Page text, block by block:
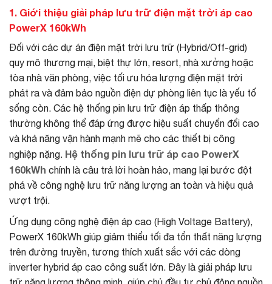
1. Giới thiệu giải pháp lưu trữ điện mặt trời áp cao
PowerX 160kWh
Đối với các dự án điện mặt trời lưu trữ (Hybrid/Off-grid)
quy mô thương mại, biệt thự lớn, resort, nhà xưởng hoặc
tòa nhà văn phòng, việc tối ưu hóa lượng điện mặt trời
phát ra và đảm bảo nguồn điện dự phòng liên tục là yếu tố
sống còn. Các hệ thống pin lưu trữ điện áp thấp thông
thường không thể đáp ứng được hiệu suất chuyển đổi cao
và khả năng vận hành mạnh mẽ cho các thiết bị công
nghiệp nặng. Hệ thống pin lưu trữ áp cao PowerX
160kWh chính là câu trả lời hoàn hảo, mang lại bước đột
phá về công nghệ lưu trữ năng lượng an toàn và hiệu quả
vượt trội.
Ứng dụng công nghệ điện áp cao (High Voltage Battery),
PowerX 160kWh giúp giảm thiểu tối đa tổn thất năng lượng
trên đường truyền, tương thích xuất sắc với các dòng
inverter hybrid áp cao công suất lớn. Đây là giải pháp lưu